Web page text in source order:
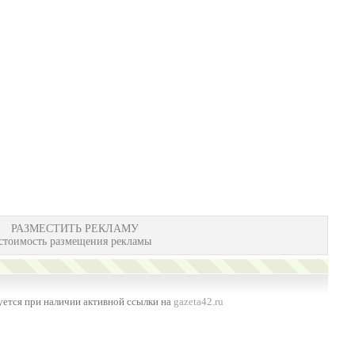
РАЗМЕСТИТЬ РЕКЛАМУ
размещения рекламы
при наличии активной ссылки на gazeta42.ru